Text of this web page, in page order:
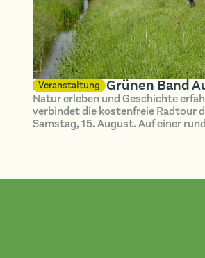
Veranstaltung
Radtour im Grünen Band
Natur erleben und Geschichte
verbindet die kostenfreie Radtour
Samstag, 15. August. Auf einer